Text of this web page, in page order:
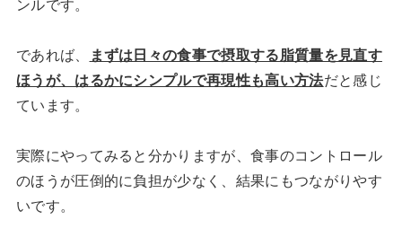
ンルです。
であれば、
まずは日々の食事で摂取する脂質量を見直す
ほうが、はるかにシンプルで再現性も高い方法だと感じ
ています。
実際にやってみると分かりますが、食事のコントロール
のほうが圧倒的に負担が少なく、結果にもつながりやす
いです。